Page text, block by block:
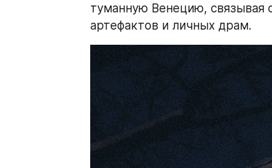
туманную Венецию, связывая
артефактов и личных драм.